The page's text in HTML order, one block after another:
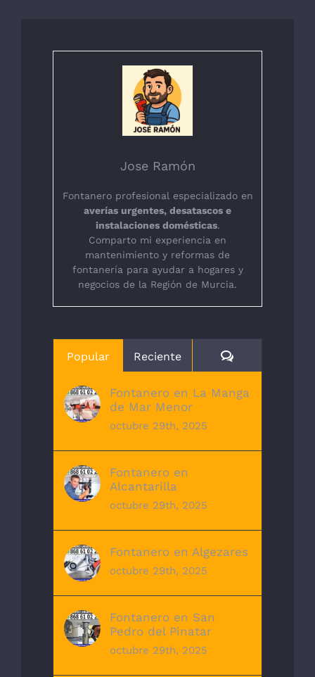
Jose Ramón
Fontanero profesional especializado en
averías urgentes, desatascos e
instalaciones domésticas.
Comparto mi experiencia en
mantenimiento y reformas de
fontanería para ayudar a hogares y
negocios de la Región de Murcia.
Popular Reciente Comentarios
Fontanero en La Manga
de Mar Menor
octubre 29th, 2025
Fontanero en
Alcantarilla
octubre 29th, 2025
Fontanero en Algezares
octubre 29th, 2025
Fontanero en San
Pedro del Pinatar
octubre 29th, 2025